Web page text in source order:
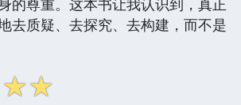
的尊重。这本书让我认识到，真正
去质疑、去探究、去构建，而不是
☆☆